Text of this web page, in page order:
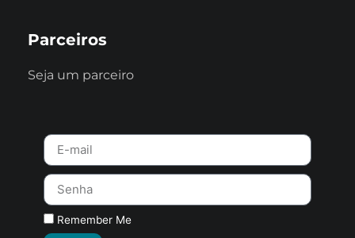
Parceiros
Seja um parceiro
Remember Me